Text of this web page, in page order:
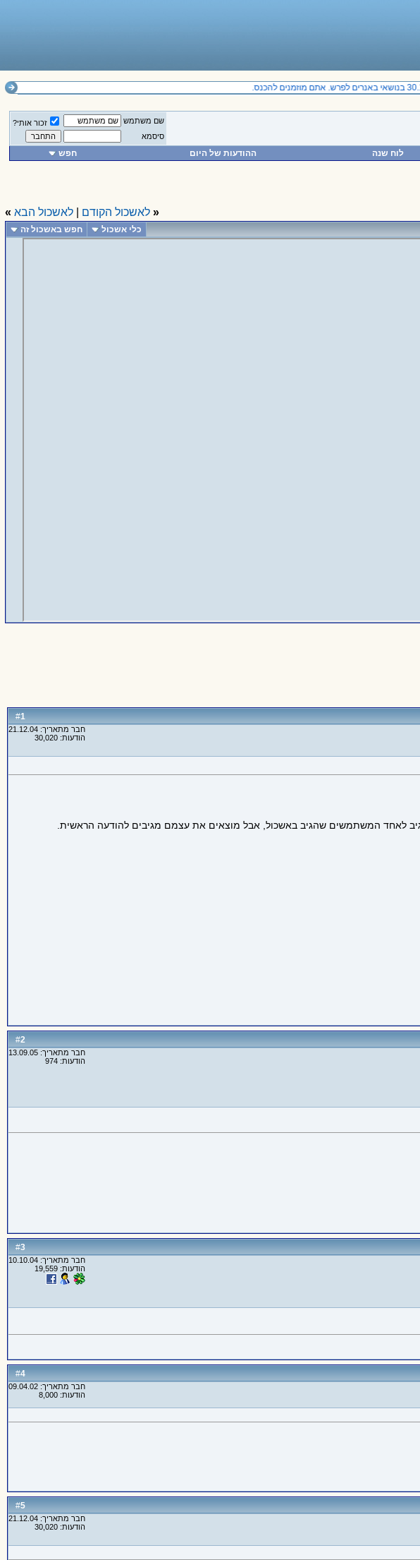
שם משתמש
זכור אותי?
סיסמא
לוח שנה ההודעות של היום חפש
« לאשכול הקודם לאשכול הבא »
כלי אשכול חפש באשכול זה
#
1
חבר מתאריך: 21.12.04
הודעות: 30,020
לאחד המשתמשים שהגיב באשכול, אבל מוצאים את עצמם מגיבים להודעה הראשית.
#
2
חבר מתאריך: 13.09.05
הודעות: 974
#
3
חבר מתאריך: 10.10.04
הודעות: 19,559
#
4
חבר מתאריך: 09.04.02
הודעות: 8,000
#
5
חבר מתאריך: 21.12.04
הודעות: 30,020